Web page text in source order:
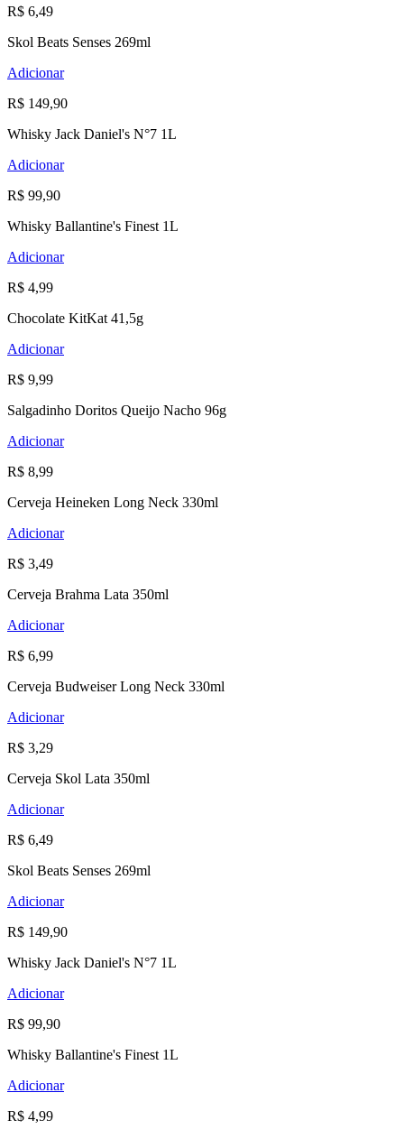
R$ 6,49
Skol Beats Senses 269ml
Adicionar
R$ 149,90
Whisky Jack Daniel's N°7 1L
Adicionar
R$ 99,90
Whisky Ballantine's Finest 1L
Adicionar
R$ 4,99
Chocolate KitKat 41,5g
Adicionar
R$ 9,99
Salgadinho Doritos Queijo Nacho 96g
Adicionar
R$ 8,99
Cerveja Heineken Long Neck 330ml
Adicionar
R$ 3,49
Cerveja Brahma Lata 350ml
Adicionar
R$ 6,99
Cerveja Budweiser Long Neck 330ml
Adicionar
R$ 3,29
Cerveja Skol Lata 350ml
Adicionar
R$ 6,49
Skol Beats Senses 269ml
Adicionar
R$ 149,90
Whisky Jack Daniel's N°7 1L
Adicionar
R$ 99,90
Whisky Ballantine's Finest 1L
Adicionar
R$ 4,99